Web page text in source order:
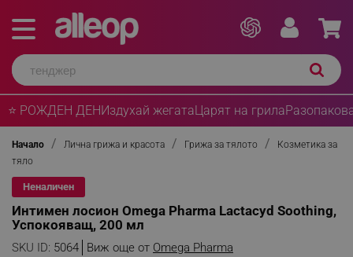
⭐ РОЖДЕН ДЕНИздухай жегатаЦарят на грила
Начало Лична грижа и красота Грижа за тялото
Козметика за
тяло
Неналичен
Интимен лосион Omega Pharma Lactacyd Soothing,
Успокояващ, 200 мл
SKU ID: 5064 Виж още от Omega Pharma